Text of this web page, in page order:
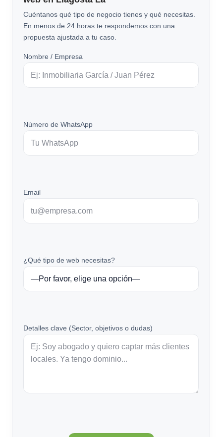
Cuéntanos qué tipo de negocio tienes y qué necesitas.
En menos de 24 horas te respondemos con una
propuesta ajustada a tu caso.
Nombre / Empresa
Número de WhatsApp
Email
¿Qué tipo de web necesitas?
Detalles clave (Sector, objetivos o dudas)